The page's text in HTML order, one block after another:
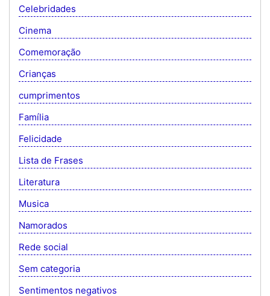
Celebridades
Cinema
Comemoração
Crianças
cumprimentos
Família
Felicidade
Lista de Frases
Literatura
Musica
Namorados
Rede social
Sem categoria
Sentimentos negativos